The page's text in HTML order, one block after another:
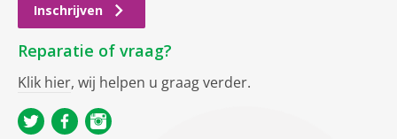
Inschrijven
Reparatie of vraag?
Klik hier, wij helpen u graag verder.